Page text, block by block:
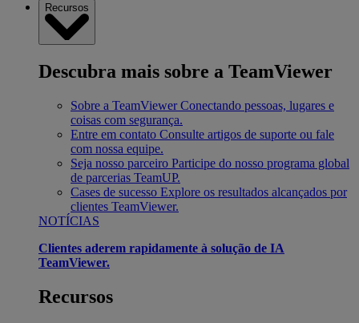
Recursos
Descubra mais sobre a TeamViewer
Sobre a TeamViewer Conectando pessoas, lugares e
coisas com segurança.
Entre em contato Consulte artigos de suporte ou fale
com nossa equipe.
Seja nosso parceiro Participe do nosso programa global
de parcerias TeamUP.
Cases de sucesso Explore os resultados alcançados por
clientes TeamViewer.
NOTÍCIAS
Clientes aderem rapidamente à solução de IA
TeamViewer.
Recursos